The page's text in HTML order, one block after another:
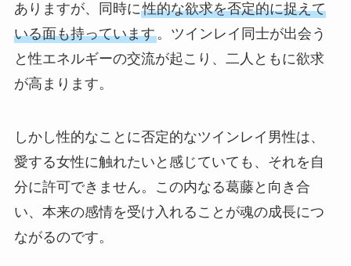
ありますが、同時に性的な欲求を否定的に捉えて
いる面も持っています。ツインレイ同士が出会う
と性エネルギーの交流が起こり、二人ともに欲求
が高まります。
しかし性的なことに否定的なツインレイ男性は、
愛する女性に触れたいと感じていても、それを自
分に許可できません。この内なる葛藤と向き合
い、本来の感情を受け入れることが魂の成長につ
ながるのです。